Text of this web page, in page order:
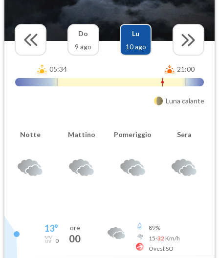
Do
9 ago
Lu
10 ago
05:34 21:00
Luna calante
Notte Mattino Pomeriggio Sera
13°
0
ore
00
89%
15-32 Km/h
Ovest SO